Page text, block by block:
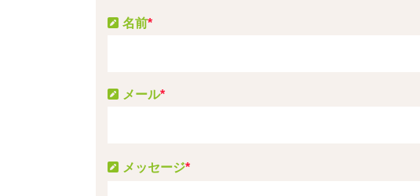
メッセージ*
名前*
メール*